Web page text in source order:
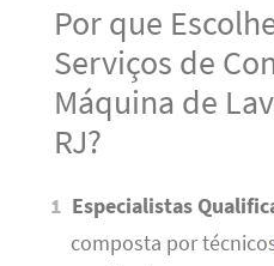
Por que
Serviços de
Máquina de
RJ?
Especialistas
composta por